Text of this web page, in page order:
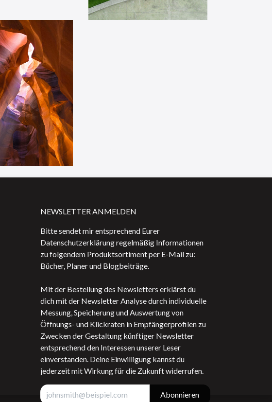
NEWSLETTER ANMELDEN
Bitte sendet mir entsprechend Eurer
Datenschutzerklärung regelmäßig Informationen
zu folgendem Produktsortiment per E-Mail zu:
Bücher, Planer und Blogbeiträge.
Mit der Bestellung des Newsletters erklärst du
dich mit der Newsletter Analyse durch individuelle
Messung, Speicherung und Auswertung von
Öffnungs- und Klickraten in Empfängerprofilen zu
Zwecken der Gestaltung künftiger Newsletter
entsprechend den Interessen unserer Leser
einverstanden. Deine Einwilligung kannst du
jederzeit mit Wirkung für die Zukunft widerrufen.
Abonnieren